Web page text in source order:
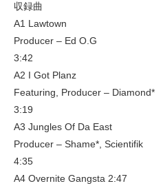
収録曲
A1 Lawtown
Producer – Ed O.G
3:42
A2 I Got Planz
Featuring, Producer – Diamond*
3:19
A3 Jungles Of Da East
Producer – Shame*, Scientifik
4:35
A4 Overnite Gangsta 2:47